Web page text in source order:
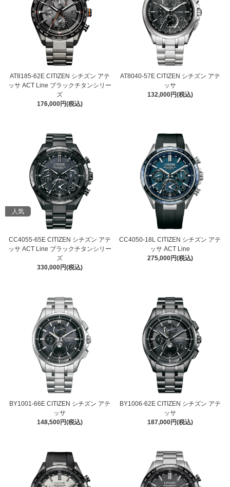
AT8185-62E CITIZEN シチズン アテ
ッサ ACT Line ブラックチタンシリー
ズ
176,000円(税込)
AT8040-57E CITIZEN シチズン アテ
ッサ
132,000円(税込)
人気
CC4055-65E CITIZEN シチズン アテ
ッサ ACT Line ブラックチタンシリー
ズ
330,000円(税込)
CC4050-18L CITIZEN シチズン アテ
ッサ ACT Line
275,000円(税込)
BY1001-66E CITIZEN シチズン アテ
ッサ
148,500円(税込)
BY1006-62E CITIZEN シチズン アテ
ッサ
187,000円(税込)